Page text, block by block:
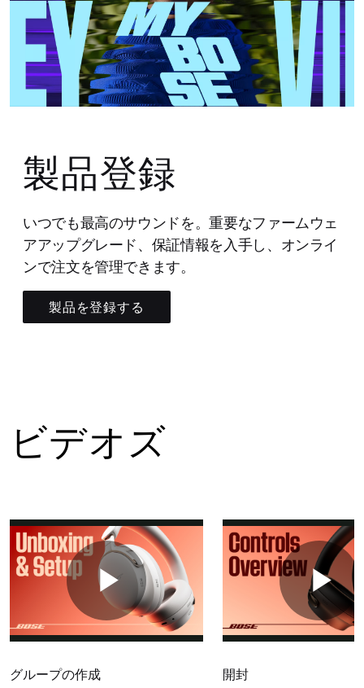
製品登録
いつでも最高のサウンドを。重要なファームウェ
アアップグレード、保証情報を入手し、オンライ
ンで注文を管理できます。
製品を登録する
ビデオズ
グループの作成 開封